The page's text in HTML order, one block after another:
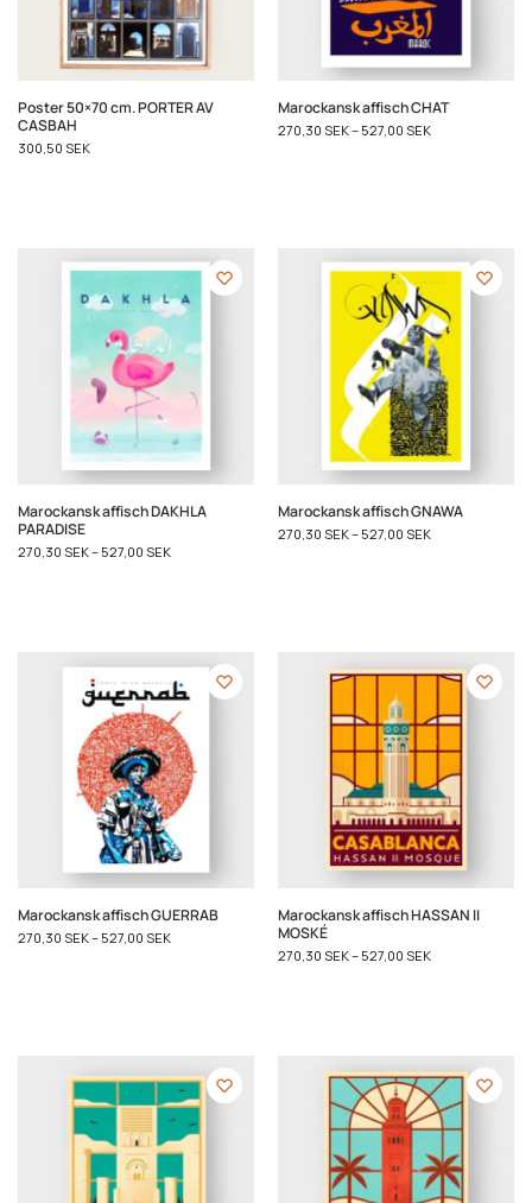
Poster 50×70 cm. PORTER AV
CASBAH
300,50 SEK
Marockansk affisch CHAT
270,30 SEK– 527,00 SEK
Marockansk affisch DAKHLA
PARADISE
270,30 SEK– 527,00 SEK
Marockansk affisch GNAWA
270,30 SEK– 527,00 SEK
Marockansk affisch GUERRAB
270,30 SEK– 527,00 SEK
Marockansk affisch HASSAN II
MOSKÉ
270,30 SEK– 527,00 SEK